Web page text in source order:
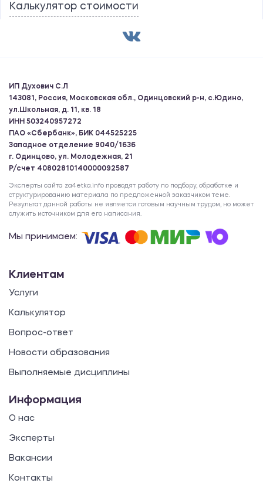
Калькулятор стоимости
ИП Духович С.Л
143081, Россия, Московская обл., Одинцовский р-н, с.Юдино,
ул.Школьная, д. 11, кв. 18
ИНН 503240957272
ПАО «Сбербанк», БИК 044525225
Западное отделение 9040/1636
г. Одинцово, ул. Молодежная, 21
Р/счет 40802810140000092587
Эксперты сайта za4etka.info проводят работу по подбору, обработке и
структурированию материала по предложенной заказчиком теме.
Результат данной работы не является готовым научным трудом, но может
служить источником для его написания.
Мы принимаем:
Клиентам
Услуги
Калькулятор
Вопрос-ответ
Новости образования
Выполняемые дисциплины
Информация
О нас
Эксперты
Вакансии
Контакты